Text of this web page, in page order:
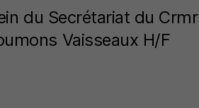
du Secrétariat du Crmr
Vaisseaux H/F